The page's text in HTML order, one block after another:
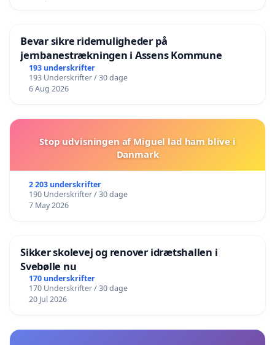
Bevar sikre ridemuligheder på
jernbanestrækningen i Assens Kommune
193 underskrifter
193 Underskrifter / 30 dage
6 Aug 2026
Stop udvisningen af Miguel lad ham blive i
Danmark
2 203 underskrifter
190 Underskrifter / 30 dage
7 May 2026
Sikker skolevej og renover idrætshallen i
Svebølle nu
170 underskrifter
170 Underskrifter / 30 dage
20 Jul 2026